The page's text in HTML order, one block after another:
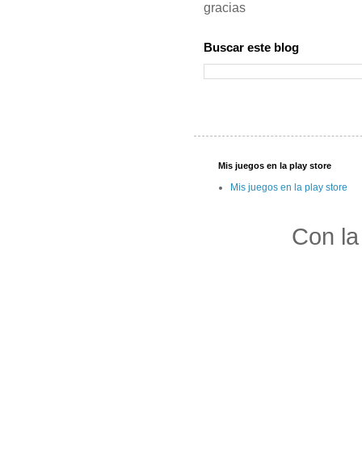
gracias
Buscar este blog
Mis juegos en la play store
Mis juegos en la play store
Con